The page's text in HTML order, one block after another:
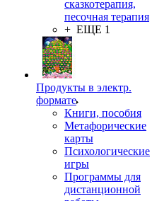
сказкотерапия,
песочная терапия
+ ЕЩЕ 1
Продукты в электр.
формате
Книги, пособия
Метафорические
карты
Психологические
игры
Программы для
дистанционной